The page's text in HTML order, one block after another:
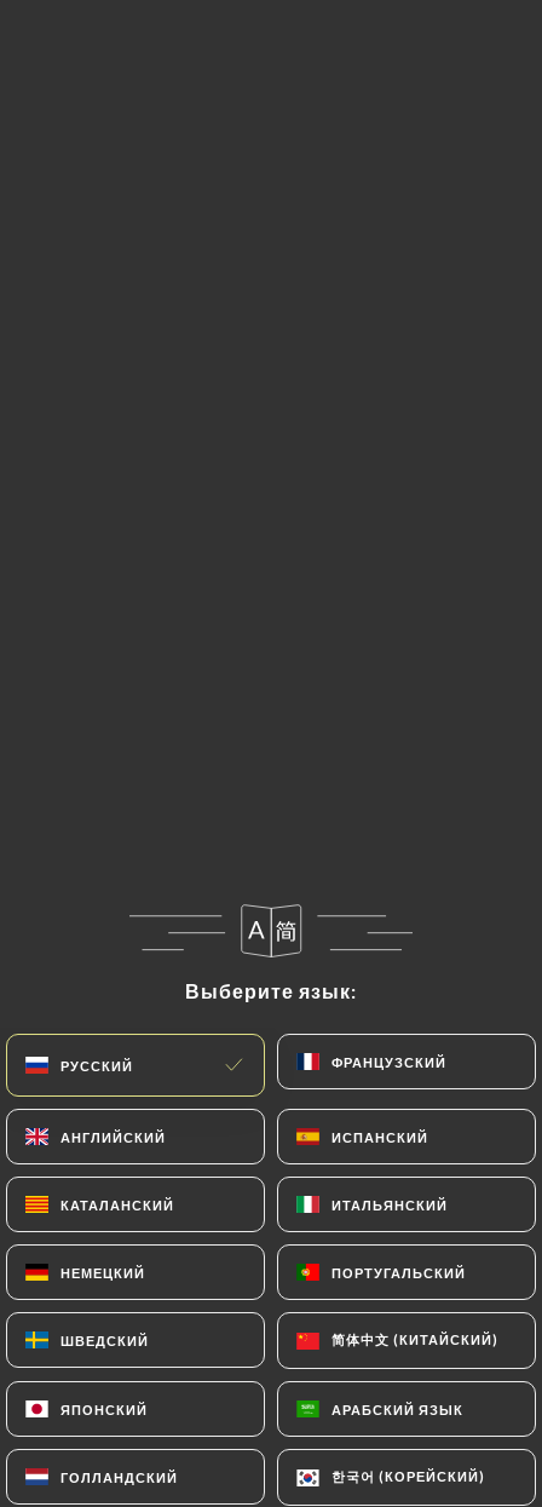
Выберите язык:
РУССКИЙ ФРАНЦУЗСКИЙ
АНГЛИЙСКИЙ ИСПАНСКИЙ
КАТАЛАНСКИЙ ИТАЛЬЯНСКИЙ
НЕМЕЦКИЙ ПОРТУГАЛЬСКИЙ
ШВЕДСКИЙ 简体中文 (КИТАЙСКИЙ)
ЯПОНСКИЙ АРАБСКИЙ ЯЗЫК
ГОЛЛАНДСКИЙ 한국어 (КОРЕЙСКИЙ)
Выберите язык:
РУССКИЙ ФРАНЦУЗСКИЙ
АНГЛИЙСКИЙ ИСПАНСКИЙ
КАТАЛАНСКИЙ ИТАЛЬЯНСКИЙ
НЕМЕЦКИЙ ПОРТУГАЛЬСКИЙ
ШВЕДСКИЙ 简体中文 (КИТАЙСКИЙ)
ЯПОНСКИЙ АРАБСКИЙ ЯЗЫК
ГОЛЛАНДСКИЙ 한국어 (КОРЕЙСКИЙ)